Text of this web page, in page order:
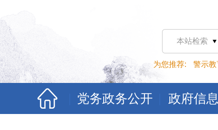
本站检索
为您推荐: 警示教
党务政务公开 政府信